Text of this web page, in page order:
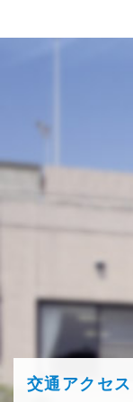
交通アクセス